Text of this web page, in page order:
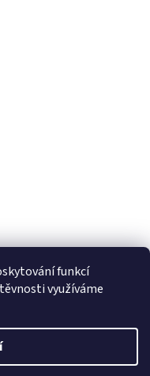
funkcí
využíváme